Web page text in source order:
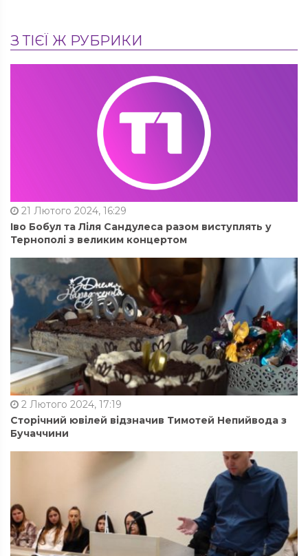
З ТІЄЇ Ж РУБРИКИ
21 Лютого 2024, 16:29
Іво Бобул та Ліля Сандулеса разом виступлять у
Тернополі з великим концертом
2 Лютого 2024, 17:19
Сторічний ювілей відзначив Тимотей Непийвода з
Бучаччини